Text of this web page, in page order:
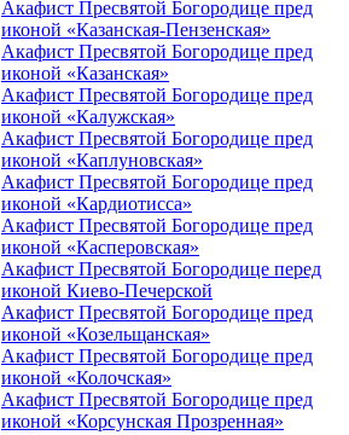
Акафист Пресвятой Богородице пред
иконой «Казанская-Пензенская»
Акафист Пресвятой Богородице пред
иконой «Казанская»
Акафист Пресвятой Богородице пред
иконой «Калужская»
Акафист Пресвятой Богородице пред
иконой «Каплуновская»
Акафист Пресвятой Богородице пред
иконой «Кардиотисса»
Акафист Пресвятой Богородице пред
иконой «Касперовская»
Акафист Пресвятой Богородице перед
иконой Киево-Печерской
Акафист Пресвятой Богородице пред
иконой «Козельщанская»
Акафист Пресвятой Богородице пред
иконой «Колочская»
Акафист Пресвятой Богородице пред
иконой «Корсунская Прозренная»